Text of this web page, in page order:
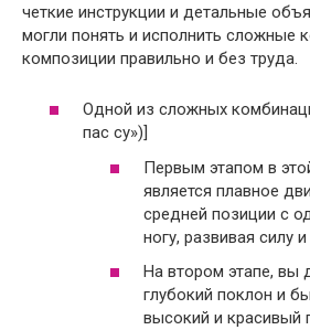
четкие инструкции и детальные
могли понять и исполнить сложные
композиции правильно и без труда.
Одной из сложных
пас су»)]
Первым этапом в
является плавное
средней позиции с
ногу, развивая силу
На втором этапе, вы
глубокий поклон и
высокий и красивый